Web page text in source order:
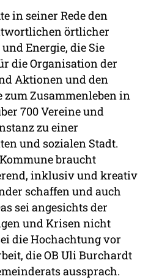
in seiner Rede den
örtlicher
Energie, die Sie
die Organisation der
Aktionen und den
zum Zusammenleben in
700 Vereine und
zu einer
und sozialen Stadt.
braucht
inklusiv und kreativ
schaffen und auch
sei angesichts der
und Krisen nicht
die Hochachtung vor
die OB Uli Burchardt
aussprach.